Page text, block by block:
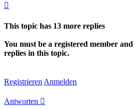
This topic has 13 more replies
You must be a registered member
replies in this topic.
Registrieren Anmelden
Antworten